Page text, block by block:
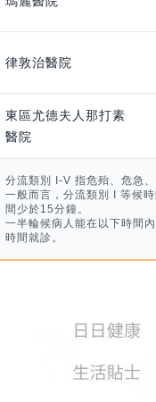
律敦治醫院
東區尤德夫人那打素
醫院
分流類別 I-V 指危殆、危急
一般而言，分流類別 I 等候
間少於15分鐘。
一半輪候病人能在以下時間
時間就診。